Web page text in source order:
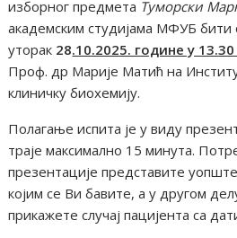
изборног предмета Туморски
академским студијама МФУБ
уторак 28.10.2025. године у
Проф. др Марије Матић на
клиничку биохемију.
Полагање испита је у виду
траје максимално 15 минута.
презентације представите
којим се Ви бавите, а у другом
прикажете случај пацијента са